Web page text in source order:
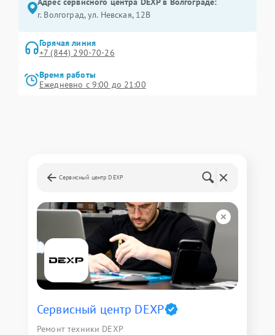
г. Волгоград, ул. Невская, 12В
Горячая линия
+7 (844) 290-70-26
Время работы
Ежедневно с 9:00 до 21:00
Сервисный центр DEXP
Сервисный центр DEXP
Ремонт техники DEXP